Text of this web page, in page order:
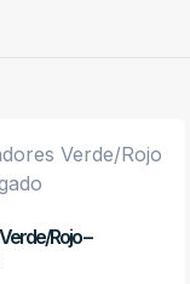
Rojo –